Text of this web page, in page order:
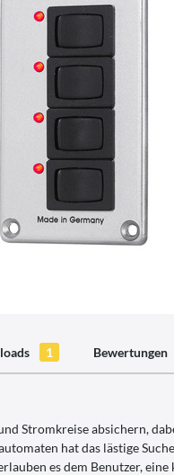
1 Bewertungen
Stromkreise absichern,
hat das lästige
es dem Benutzer,